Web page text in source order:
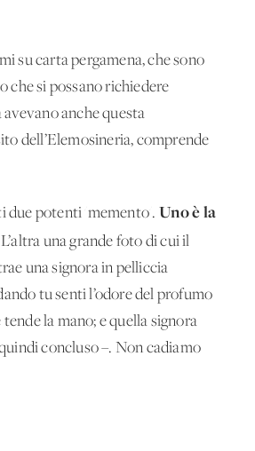
su carta pergamena, che sono
che si possano richiedere
anche questa
dell’Elemosineria, comprende
due potenti 'memento'. Uno è la
una grande foto di cui il
una signora in pelliccia
tu senti l’odore del profumo
la mano; e quella signora
concluso –. Non cadiamo